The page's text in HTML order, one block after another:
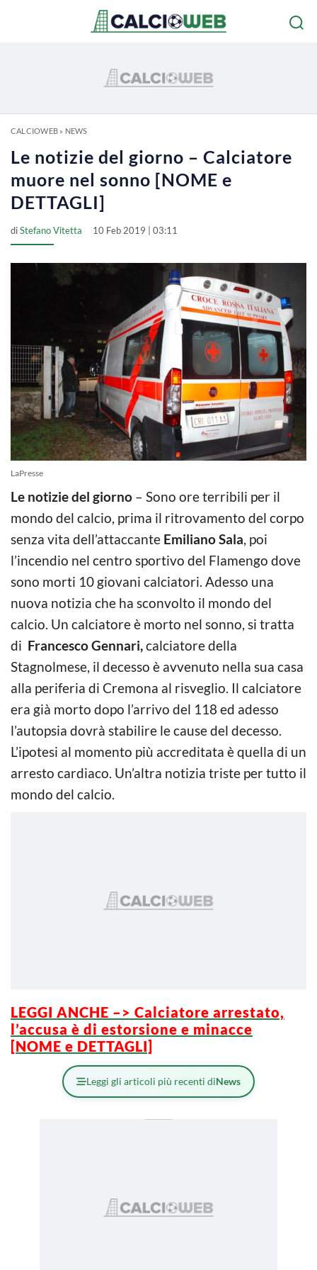
CALCIOWEB» NEWS
Le notizie del giorno – Calciatore
muore nel sonno [NOME e
DETTAGLI]
diStefano Vitetta 10 Feb 2019 | 03:11
LaPresse
Le notizie del giorno – Sono ore terribili per il
mondo del calcio, prima il ritrovamento del corpo
senza vita dell’attaccante Emiliano Sala, poi
l’incendio nel centro sportivo del Flamengo dove
sono morti 10 giovani calciatori. Adesso una
nuova notizia che ha sconvolto il mondo del
calcio. Un calciatore è morto nel sonno, si tratta
di Francesco Gennari,calciatore della
Stagnolmese, il decesso è avvenuto nella sua casa
alla periferia di Cremona al risveglio. Il calciatore
era già morto dopo l’arrivo del 118 ed adesso
l’autopsia dovrà stabilire le cause del decesso.
L’ipotesi al momento più accreditata è quella di un
arresto cardiaco. Un’altra notizia triste per tutto il
mondo del calcio.
LEGGI ANCHE –> Calciatore arrestato,
l’accusa è di estorsione e minacce
[NOME e DETTAGLI]
Leggi gli articoli più recenti diNews